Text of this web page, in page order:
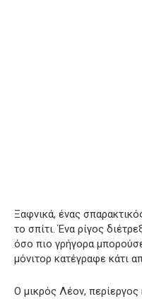
Ξαφνικά, ένας
το σπίτι. Ένα ρίγος
όσο πιο γρήγορα
μόνιτορ κατέγραφε κάτι
Ο μικρός Λέον,